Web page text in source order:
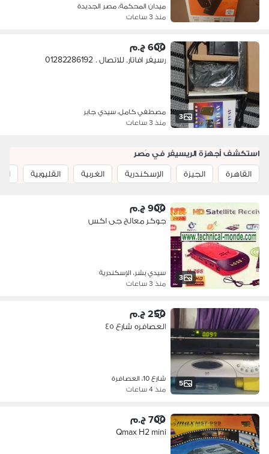
ميدان المحكمة، مصر الجديدة
منذ 3 ساعات
3
600 ج.م
رسيفر افاتار. للاتصال . 01282286192
مصطفي كامل، سيدي جابر
منذ 3 ساعات
استكشف أجهزة الريسيفر في مَصر
القاهرة
الجيزة الإسكندرية الغربية القليوبية
3
900 ج.م
جوكر معالج جى اكس
سيدي بشر، الإسكندرية
منذ 3 ساعات
5
250 ج.م
العصافره شارع ٤٥
شارع 10، العصافرة
منذ 4 ساعات
700 ج.م
Qmax H2 mini